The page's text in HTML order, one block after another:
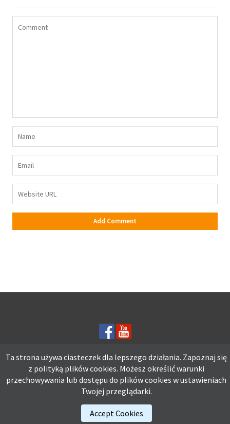
Ta strona używa ciasteczek dla lepszego działania. Zapoznaj się z
polityką plikówcookies.Możesz określić warunki przechowywania lub
dostępu do plików cookies w ustawieniach Twojej przeglądarki.
Ta strona używa ciasteczek dla lepszego działania. Zapoznaj się
z polityką plikówcookies. Możesz określić warunki
przechowywania lub dostępu do plików cookies w ustawieniach
Twojej przeglądarki.
Accept Cookies